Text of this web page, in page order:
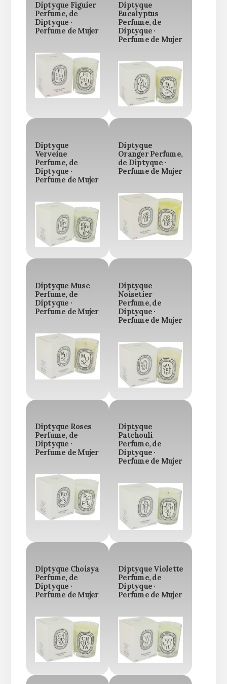
Diptyque Figuier
Perfume, de
Diptyque ·
Perfume de Mujer
Diptyque
Eucalyptus
Perfume, de
Diptyque ·
Perfume de Mujer
Diptyque
Verveine
Perfume, de
Diptyque ·
Perfume de Mujer
Diptyque
Oranger Perfume,
de Diptyque ·
Perfume de Mujer
Diptyque Musc
Perfume, de
Diptyque ·
Perfume de Mujer
Diptyque
Noisetier
Perfume, de
Diptyque ·
Perfume de Mujer
Diptyque Roses
Perfume, de
Diptyque ·
Perfume de Mujer
Diptyque
Patchouli
Perfume, de
Diptyque ·
Perfume de Mujer
Diptyque Choisya
Perfume, de
Diptyque ·
Perfume de Mujer
Diptyque Violette
Perfume, de
Diptyque ·
Perfume de Mujer